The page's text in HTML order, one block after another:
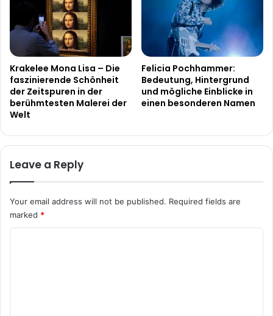
Krakelee Mona Lisa – Die
faszinierende Schönheit
der Zeitspuren in der
berühmtesten Malerei der
Welt
Felicia Pochhammer:
Bedeutung, Hintergrund
und mögliche Einblicke in
einen besonderen Namen
Leave a Reply
Your email address will not be published. Required fields are
marked *